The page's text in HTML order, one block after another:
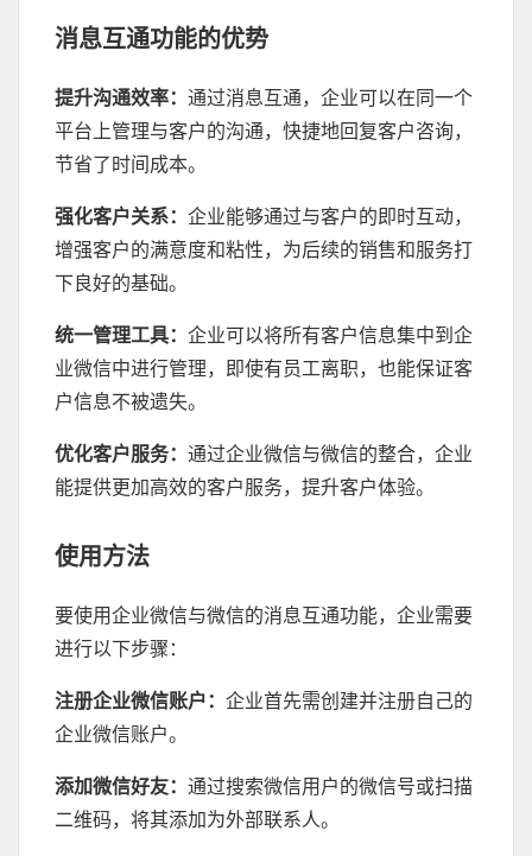
消息互通功能的优势
提升沟通效率： 通过消息互通，企业可以在同一个
平台上管理与客户的沟通，快捷地回复客户咨询，
节省了时间成本。
强化客户关系： 企业能够通过与客户的即时互动，
增强客户的满意度和粘性，为后续的销售和服务打
下良好的基础。
统一管理工具： 企业可以将所有客户信息集中到企
业微信中进行管理，即使有员工离职，也能保证客
户信息不被遗失。
优化客户服务： 通过企业微信与微信的整合，企业
能提供更加高效的客户服务，提升客户体验。
使用方法
要使用企业微信与微信的消息互通功能，企业需要
进行以下步骤：
注册企业微信账户： 企业首先需创建并注册自己的
企业微信账户。
添加微信好友： 通过搜索微信用户的微信号或扫描
二维码，将其添加为外部联系人。